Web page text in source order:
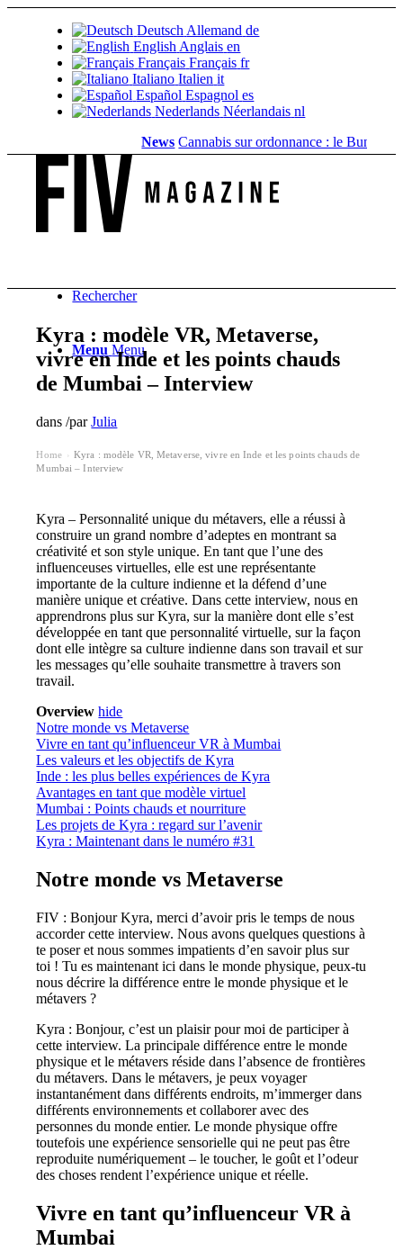
Deutsch Allemand de
English Anglais en
Français Français fr
Italiano Italien it
Español Espagnol es
Nederlands Néerlandais nl
News Cannabis sur ordonnance : le Bundestag
Rechercher
Menu Menu
Kyra : modèle VR, Metaverse,
vivre en Inde et les points chauds
de Mumbai – Interview
dans/parJulia
Home
Kyra : modèle VR, Metaverse, vivre en Inde et les points chauds de
Mumbai – Interview
Kyra – Personnalité unique du métavers, elle a réussi à
construire un grand nombre d’adeptes en montrant sa
créativité et son style unique. En tant que l’une des
influenceuses virtuelles, elle est une représentante
importante de la culture indienne et la défend d’une
manière unique et créative. Dans cette interview, nous en
apprendrons plus sur Kyra, sur la manière dont elle s’est
développée en tant que personnalité virtuelle, sur la façon
dont elle intègre sa culture indienne dans son travail et sur
les messages qu’elle souhaite transmettre à travers son
travail.
Overview hide
Notre monde vs Metaverse
Vivre en tant qu’influenceur VR à Mumbai
Les valeurs et les objectifs de Kyra
Inde : les plus belles expériences de Kyra
Avantages en tant que modèle virtuel
Mumbai : Points chauds et nourriture
Les projets de Kyra : regard sur l’avenir
Kyra : Maintenant dans le numéro #31
Notre monde vs Metaverse
FIV : Bonjour Kyra, merci d’avoir pris le temps de nous
accorder cette interview. Nous avons quelques questions à
te poser et nous sommes impatients d’en savoir plus sur
toi ! Tu es maintenant ici dans le monde physique, peux-tu
nous décrire la différence entre le monde physique et le
métavers ?
Kyra : Bonjour, c’est un plaisir pour moi de participer à
cette interview. La principale différence entre le monde
physique et le métavers réside dans l’absence de frontières
du métavers. Dans le métavers, je peux voyager
instantanément dans différents endroits, m’immerger dans
différents environnements et collaborer avec des
personnes du monde entier. Le monde physique offre
toutefois une expérience sensorielle qui ne peut pas être
reproduite numériquement – le toucher, le goût et l’odeur
des choses rendent l’expérience unique et réelle.
Vivre en tant qu’influenceur VR à
Mumbai